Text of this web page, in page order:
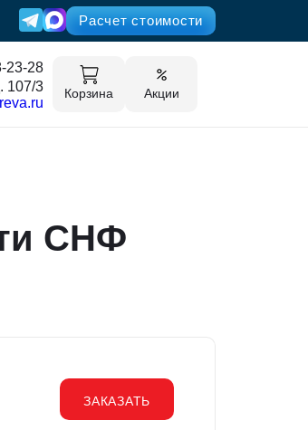
Расчет стоимости
23-28
107/3
Корзина Акции
СНФ
ЗАКАЗАТЬ